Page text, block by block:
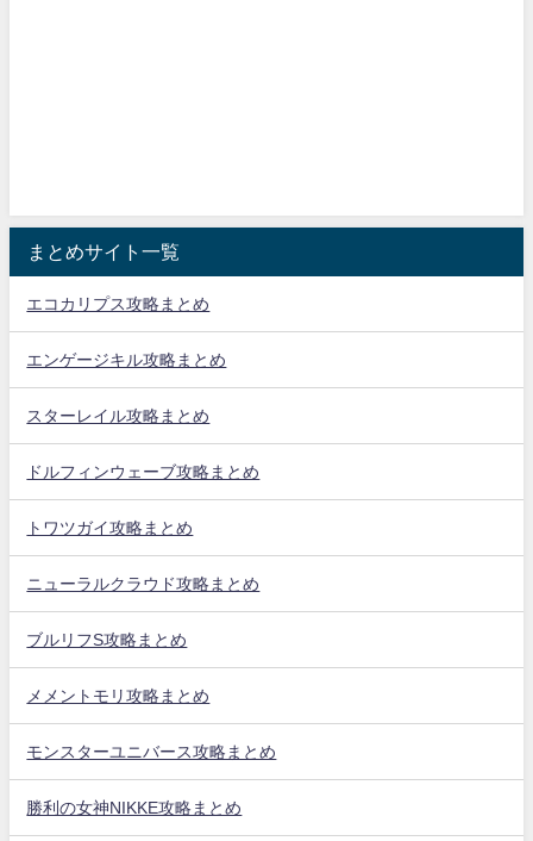
まとめサイト一覧
エコカリプス攻略まとめ
エンゲージキル攻略まとめ
スターレイル攻略まとめ
ドルフィンウェーブ攻略まとめ
トワツガイ攻略まとめ
ニューラルクラウド攻略まとめ
ブルリフS攻略まとめ
メメントモリ攻略まとめ
モンスターユニバース攻略まとめ
勝利の女神NIKKE攻略まとめ